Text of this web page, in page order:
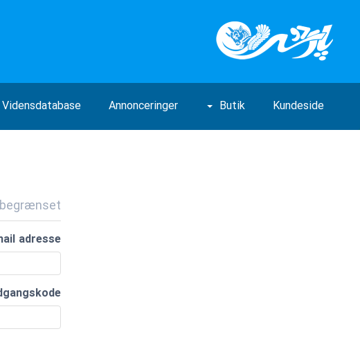
Kundeside
Butik
Annonceringer
Vidensdatabase
adresse